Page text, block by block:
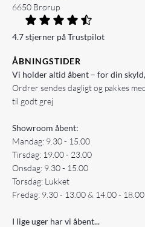
6650 Brørup
4.7 stjerner på Trustpilot
ÅBNINGSTIDER
Vi holder altid åbent – for din
Ordrer sendes dagligt og pakkes
til godt grej
Showroom åbent:
Mandag: 9.30 - 15.00
Tirsdag: 19.00 - 23.00
Onsdag: 9.30 - 15.00
Torsdag: Lukket
Fredag: 9.30 - 13.00 & 14.00 - 18.00
I lige uger har vi åbent...